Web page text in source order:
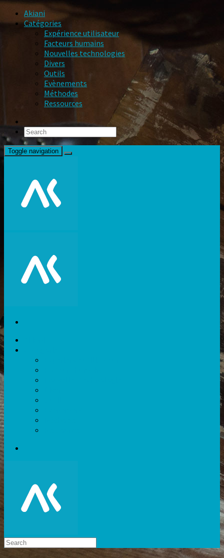
Akiani
Catégories
Expérience utilisateur
Facteurs humains
Nouvelles technologies
Divers
Outils
Evènements
Méthodes
Ressources
Toggle navigation